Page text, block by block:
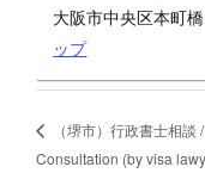
大阪市中央区本町
ップ
（堺市）行政書士相談
Consultation (by visa